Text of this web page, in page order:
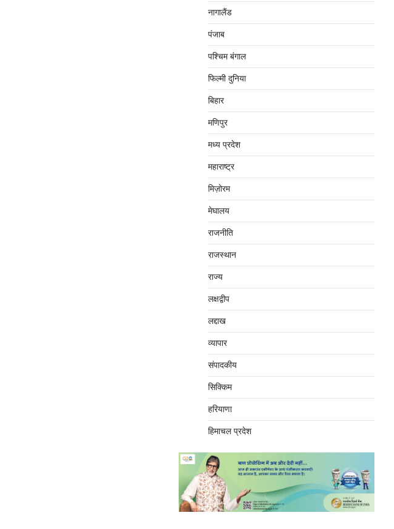
नागालैंड
पंजाब
पश्चिम बंगाल
फिल्मी दुनिया
बिहार
मणिपुर
मध्‍य प्रदेश
महाराष्‍ट्र
मिज़ोरम
मेघालय
राजनीति
राजस्थान
राज्य
लक्षद्वीप
लद्दाख
व्यापार
संपादकीय
सिक्किम
हरियाणा
हिमाचल प्रदेश